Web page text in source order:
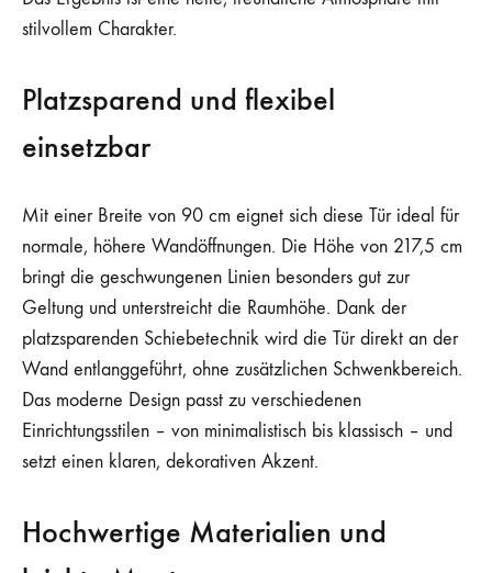
stilvollem Charakter.
Platzsparend und flexibel
einsetzbar
Mit einer Breite von 90 cm eignet sich diese Tür ideal für
normale, höhere Wandöffnungen. Die Höhe von 217,5 cm
bringt die geschwungenen Linien besonders gut zur
Geltung und unterstreicht die Raumhöhe. Dank der
platzsparenden Schiebetechnik wird die Tür direkt an der
Wand entlanggeführt, ohne zusätzlichen Schwenkbereich.
Das moderne Design passt zu verschiedenen
Einrichtungsstilen – von minimalistisch bis klassisch – und
setzt einen klaren, dekorativen Akzent.
Hochwertige Materialien und